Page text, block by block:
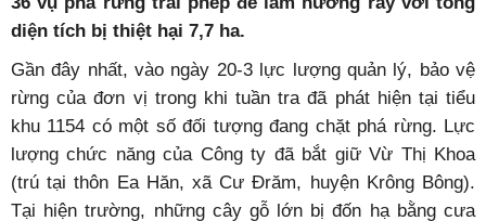
diện tích bị thiệt hại 7,7 ha.
Gần đây nhất, vào ngày 20-3 lực lượng quản lý, bảo vệ
rừng của đơn vị trong khi tuần tra đã phát hiện tại tiểu
khu 1154 có một số đối tượng đang chặt phá rừng. Lực
lượng chức năng của Công ty đã bắt giữ Vừ Thị Khoa
(trú tại thôn Ea Hăn, xã Cư Đrăm, huyện Krông Bông).
Tại hiện trường, những cây gỗ lớn bị đốn hạ bằng cưa